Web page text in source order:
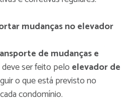
mudanças no elevador
de mudanças e
deve ser feito pelo elevador de
o que está previsto no
condomínio.